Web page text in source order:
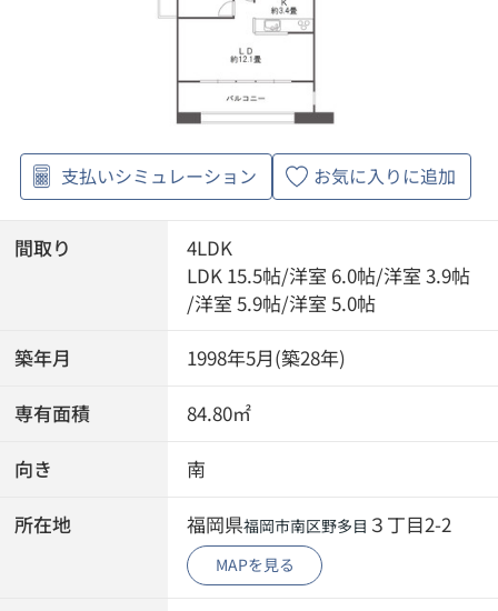
支払いシミュレーション お気に入りに追加
間取り
4LDK
LDK 15.5帖/洋室 6.0帖/洋室 3.9帖
/洋室 5.9帖/洋室 5.0帖
築年月 1998年5月(築28年)
専有面積 84.80㎡
向き 南
所在地 福岡県福岡市南区野多目 ３丁目2-2
MAPを見る